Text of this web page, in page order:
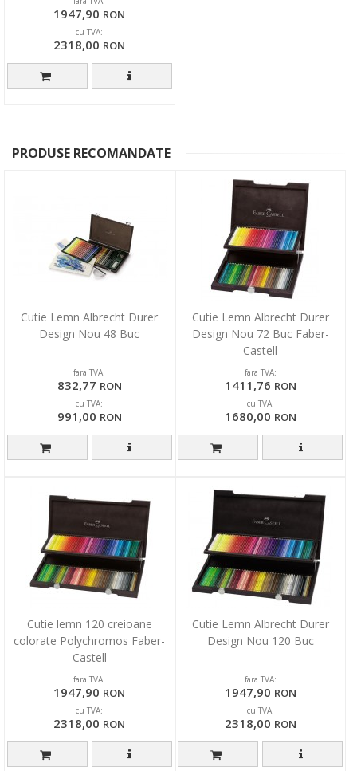
1947,90 RON
cu TVA:
2318,00 RON
PRODUSE RECOMANDATE
Cutie Lemn Albrecht Durer
Design Nou 48 Buc
fara TVA:
832,77 RON
cu TVA:
991,00 RON
Cutie Lemn Albrecht Durer
Design Nou 72 Buc Faber-
Castell
fara TVA:
1411,76 RON
cu TVA:
1680,00 RON
Cutie lemn 120 creioane
colorate Polychromos Faber-
Castell
fara TVA:
1947,90 RON
cu TVA:
2318,00 RON
Cutie Lemn Albrecht Durer
Design Nou 120 Buc
fara TVA:
1947,90 RON
cu TVA:
2318,00 RON